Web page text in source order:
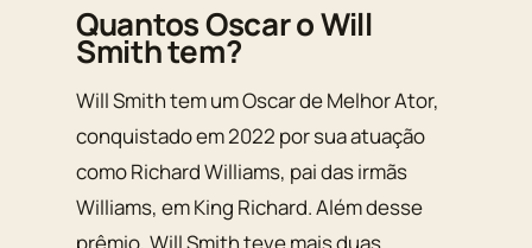
Quantos Oscar o Will
Smith tem?
Will Smith tem um Oscar de Melhor Ator,
conquistado em 2022 por sua atuação
como Richard Williams, pai das irmãs
Williams, em King Richard. Além desse